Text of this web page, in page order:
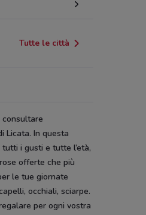
Tutte le città
Licata. In questa
i gusti e tutte l’età,
offerte che più
le tue giornate
occhiali, sciarpe.
per ogni vostra